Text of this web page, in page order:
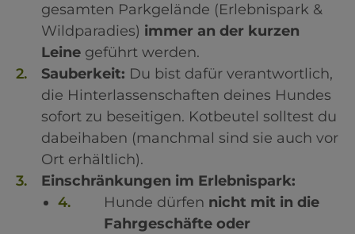
gesamten Parkgelände (Erlebnispark &
Wildparadies) immer an der kurzen
Leinegeführt werden.
Sauberkeit: Du bist dafür verantwortlich,
die Hinterlassenschaften deines Hundes
sofort zu beseitigen. Kotbeutel solltest du
dabeihaben (manchmal sind sie auch vor
Ort erhältlich).
Einschränkungen im Erlebnispark:
Hunde dürfen nicht mit in die
Fahrgeschäfte oder